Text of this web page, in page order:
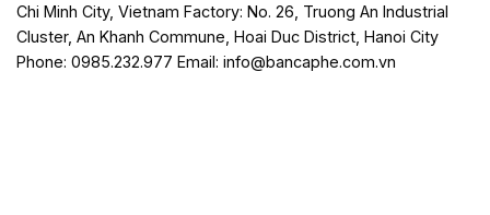
Chi Minh City, Vietnam Factory: No. 26, Truong An Industrial
Cluster, An Khanh Commune, Hoai Duc District, Hanoi City
Phone: 0985.232.977 Email: info@bancaphe.com.vn